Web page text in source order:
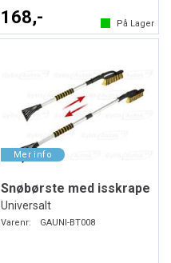
168,- På Lager
Snøbørste med isskrape
Universalt
Varenr: GAUNI-BT008